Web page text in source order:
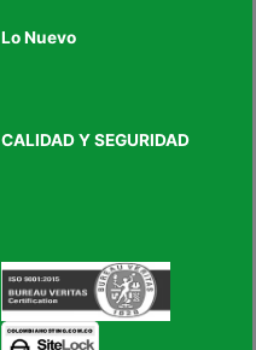
Lo Nuevo
CALIDAD Y SEGURIDAD